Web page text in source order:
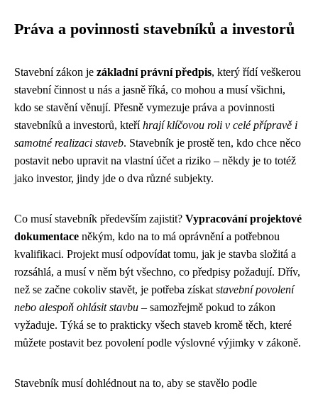
Práva a povinnosti stavebníků a investorů
Stavební zákon je základní právní předpis, který řídí veškerou
stavební činnost u nás a jasně říká, co mohou a musí všichni,
kdo se stavění věnují. Přesně vymezuje práva a povinnosti
stavebníků a investorů, kteříhrají klíčovou roli v celé přípravě i
samotné realizaci staveb. Stavebník je prostě ten, kdo chce něco
postavit nebo upravit na vlastní účet a riziko – někdy je to totéž
jako investor, jindy jde o dva různé subjekty.
Co musí stavebník především zajistit? Vypracování projektové
dokumentace někým, kdo na to má oprávnění a potřebnou
kvalifikaci. Projekt musí odpovídat tomu, jak je stavba složitá a
rozsáhlá, a musí v něm být všechno, co předpisy požadují. Dřív,
než se začne cokoliv stavět, je potřeba získat stavební povolení
nebo alespoň ohlásit stavbu – samozřejmě pokud to zákon
vyžaduje. Týká se to prakticky všech staveb kromě těch, které
můžete postavit bez povolení podle výslovné výjimky v zákoně.
Stavebník musí dohlédnout na to, aby se stavělo podle